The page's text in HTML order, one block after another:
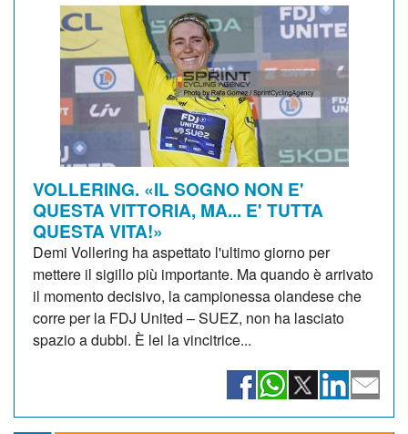
VOLLERING. «IL SOGNO NON E'
QUESTA VITTORIA, MA... E' TUTTA
QUESTA VITA!»
Demi Vollering ha aspettato l'ultimo giorno per
mettere il sigillo più importante. Ma quando è arrivato
il momento decisivo, la campionessa olandese che
corre per la FDJ United – SUEZ, non ha lasciato
spazio a dubbi. È lei la vincitrice...